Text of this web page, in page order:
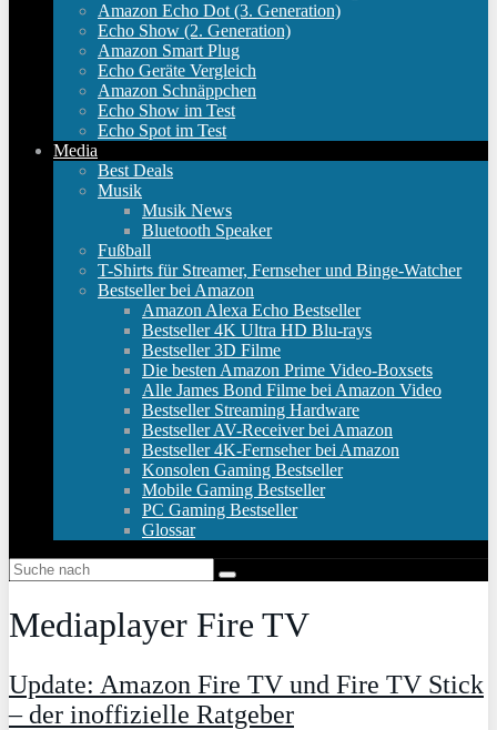
Amazon Echo Dot (3. Generation)
Echo Show (2. Generation)
Amazon Smart Plug
Echo Geräte Vergleich
Amazon Schnäppchen
Echo Show im Test
Echo Spot im Test
Media
Best Deals
Musik
Musik News
Bluetooth Speaker
Fußball
T-Shirts für Streamer, Fernseher und Binge-Watcher
Bestseller bei Amazon
Amazon Alexa Echo Bestseller
Bestseller 4K Ultra HD Blu-rays
Bestseller 3D Filme
Die besten Amazon Prime Video-Boxsets
Alle James Bond Filme bei Amazon Video
Bestseller Streaming Hardware
Bestseller AV-Receiver bei Amazon
Bestseller 4K-Fernseher bei Amazon
Konsolen Gaming Bestseller
Mobile Gaming Bestseller
PC Gaming Bestseller
Glossar
Mediaplayer Fire TV
Update: Amazon Fire TV und Fire TV Stick
– der inoffizielle Ratgeber